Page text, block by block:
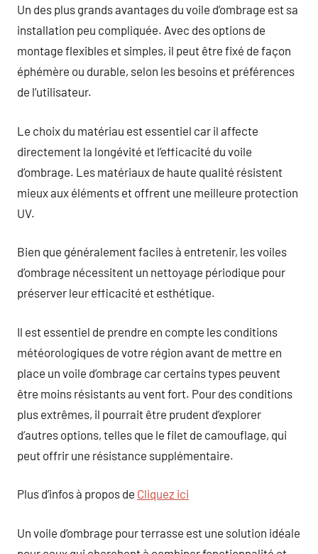
Un des plus grands avantages du voile d’ombrage est sa
installation peu compliquée. Avec des options de
montage flexibles et simples, il peut être fixé de façon
éphémère ou durable, selon les besoins et préférences
de l’utilisateur.
Le choix du matériau est essentiel car il affecte
directement la longévité et l’efficacité du voile
d’ombrage. Les matériaux de haute qualité résistent
mieux aux éléments et offrent une meilleure protection
UV.
Bien que généralement faciles à entretenir, les voiles
d’ombrage nécessitent un nettoyage périodique pour
préserver leur efficacité et esthétique.
Il est essentiel de prendre en compte les conditions
météorologiques de votre région avant de mettre en
place un voile d’ombrage car certains types peuvent
être moins résistants au vent fort. Pour des conditions
plus extrêmes, il pourrait être prudent d’explorer
d’autres options, telles que le filet de camouflage, qui
peut offrir une résistance supplémentaire.
Plus d’infos à propos de Cliquez ici
Un voile d’ombrage pour terrasse est une solution idéale